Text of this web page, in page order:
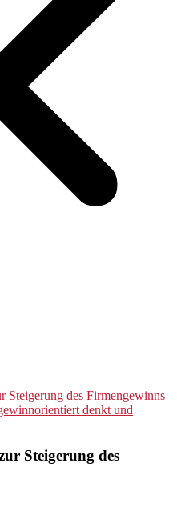
Steigerung des Firmengewinns
denkt und
Steigerung des